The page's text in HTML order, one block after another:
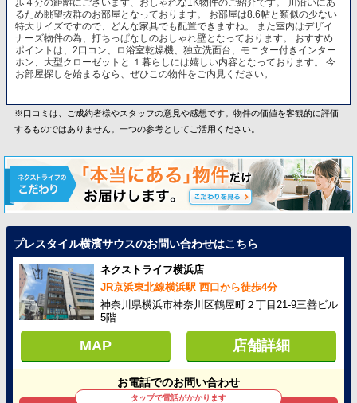
歩４分の距離にございます、おしゃれな1K物件のご紹介です。 川沿いにあ
るため眺望抜群のお部屋となっております。 お部屋は8.6帖と類似の少ない
特大サイズですので、どんな家具でも配置できますね。 また室内はデザイ
ナーズ物件の為、打ちっぱなしのおしゃれ壁となっております。 おすすめ
ポイントは、2口コン、ロ浴室乾燥機、独立洗面台、モニター付きインター
ホン、大型クローゼットと １暮らしには嬉しい内容となっております。 今
お部屋探しを始まるなら、ぜひこの物件をご内見ください。
※口コミは、ご成約者様やスタッフの意見や感想です。物件の価値を客観的に評価
するものではありません。一つの参考としてご活用ください。
プレスタイル横濱サウスのお問い合わせはこちら
ネクストライフ横浜店
JR京浜東北線横浜駅 西口から徒歩4分
神奈川県横浜市神奈川区鶴屋町２丁目21-9三善ビル
5階
MAP 店舗詳細
お電話でのお問い合わせ
タップで電話がかかります